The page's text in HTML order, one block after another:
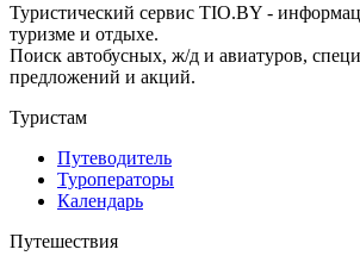
Туристический сервис TIO.BY -
туризме и отдыхе.
Поиск автобусных, ж/д и авиатуров,
предложений и акций.
Туристам
Путеводитель
Туроператоры
Календарь
Путешествия